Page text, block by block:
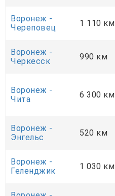
Воронеж -
Череповец
1 110 км
Воронеж -
Черкесск
990 км
Воронеж -
Чита
6 300 км
Воронеж -
Энгельс
520 км
Воронеж -
Геленджик
1 030 км